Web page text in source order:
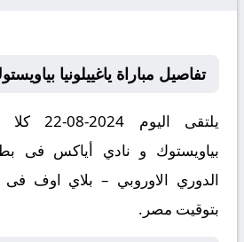
تفاصيل مباراة ياغييلونيا
يلتقى
بياويستوك و نادي أياكس فى
بتوقيت مصر.